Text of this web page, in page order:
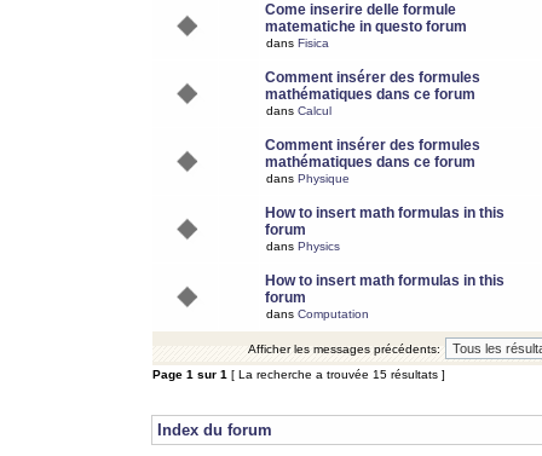
Come inserire delle formule
matematiche in questo forum
dans Fisica
Comment insérer des formules
mathématiques dans ce forum
dans Calcul
Comment insérer des formules
mathématiques dans ce forum
dans Physique
How to insert math formulas in this
forum
dans Physics
How to insert math formulas in this
forum
dans Computation
Afficher les messages précédents:
Page 1 sur 1 [ La recherche a trouvée 15 résultats ]
Index du forum